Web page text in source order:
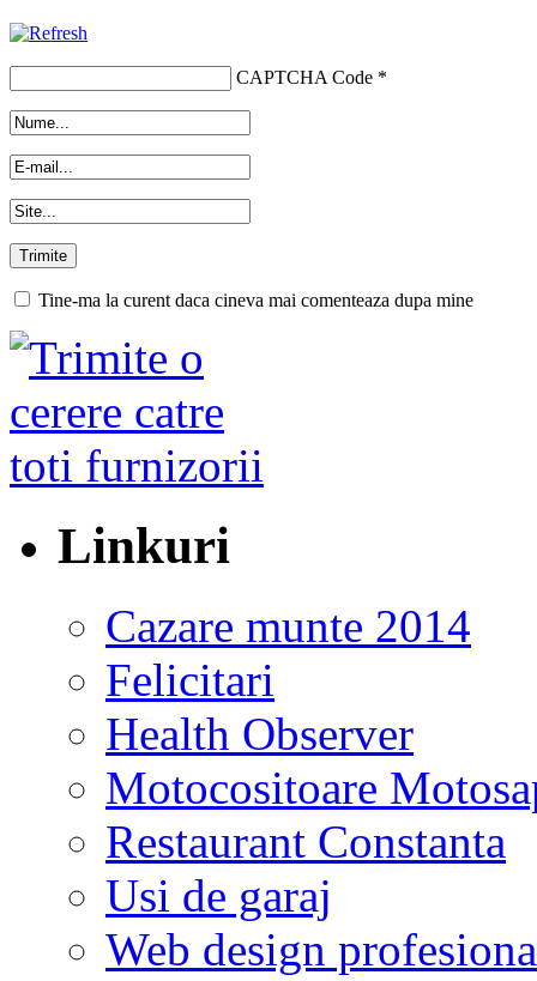
CAPTCHA Code *
Tine-ma la curent daca cineva mai comenteaza dupa mine
Linkuri
Cazare munte 2014
Felicitari
Health Observer
Motocositoare
Restaurant Constanta
Usi de garaj
Web design